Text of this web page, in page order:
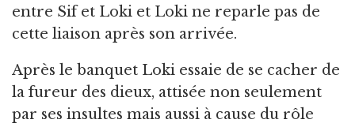
entre Sif et Loki et Loki ne reparle pas de
cette liaison après son arrivée.
Après le banquet Loki essaie de se cacher de
la fureur des dieux, attisée non seulement
par ses insultes mais aussi à cause du rôle